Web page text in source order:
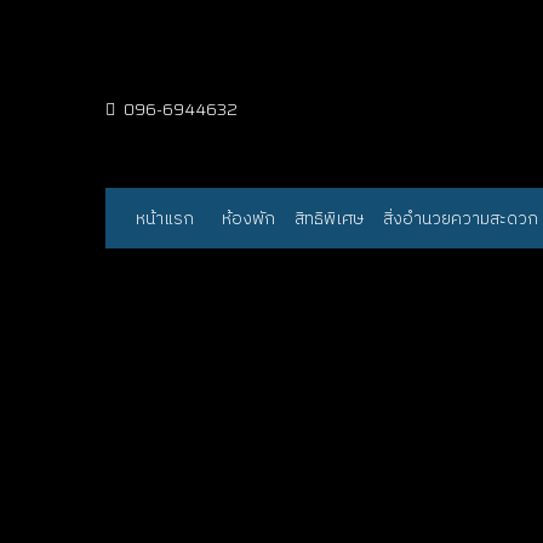
096-6944632
หน้าแรก ห้องพัก สิทธิพิเศษ สิ่งอำนวยความสะดวก